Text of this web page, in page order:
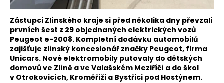
Zástupci Zlínského kraje si před několika dny převzali
prvních šest z 29 objednaných elektrických vozů
Peugeot e-2008. Kompletní dodávku automobilů
zajišťuje zlínský koncesionář značky Peugeot, firma
Unicars. Nové elektromobily putovaly do dětských
domovů ve Zlíně a ve Valašském Meziříčí a do škol
v Otrokovicích, Kroměříži a Bystřici pod Hostýnem.